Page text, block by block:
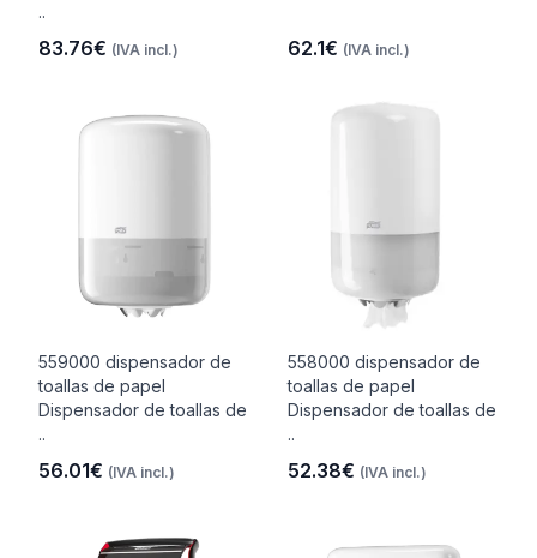
..
83.76€ (IVA incl.) 62.1€ (IVA incl.)
559000 dispensador de
toallas de papel
Dispensador de toallas de
..
56.01€ (IVA incl.)
558000 dispensador de
toallas de papel
Dispensador de toallas de
..
52.38€ (IVA incl.)